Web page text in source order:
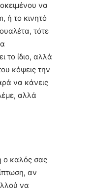
να
ή το κινητό
τότε
το ίδιο, αλλά
κόψεις την
να κάνεις
αλλά
ο καλός σας
αν
να